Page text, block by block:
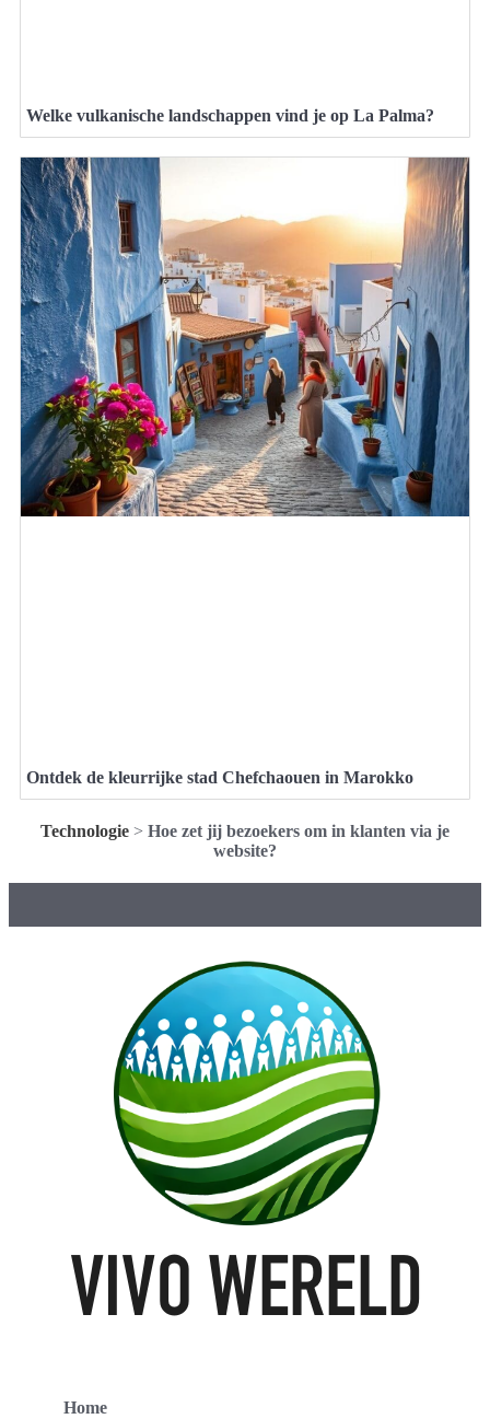
Welke vulkanische landschappen vind je op La Palma?
Ontdek de kleurrijke stad Chefchaouen in Marokko
Technologie > Hoe zet jij bezoekers om in klanten via je
website?
Home